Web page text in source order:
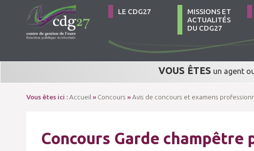
LE CDG27
MISSIONS ET
ACTUALITÉS
DU CDG27
VOUS ÊTES un agent
Vous êtes ici :Accueil » Concours »Avis de concours et examens
Concours Garde champêtre